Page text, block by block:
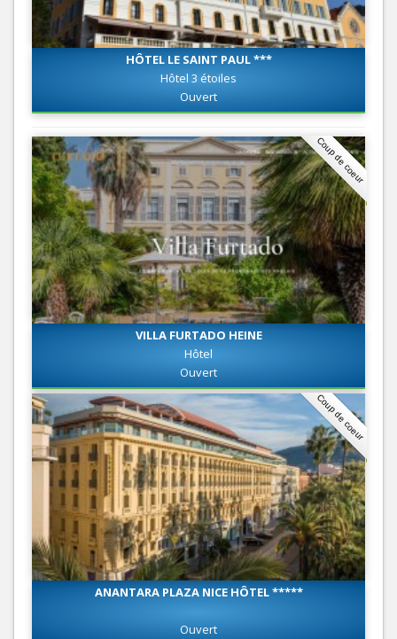
HÔTEL LE SAINT PAUL ***
Hôtel 3 étoiles
Ouvert
Coup de coeur
VILLA FURTADO HEINE
Hôtel
Ouvert
Coup de coeur
ANANTARA PLAZA NICE HÔTEL *****
Ouvert